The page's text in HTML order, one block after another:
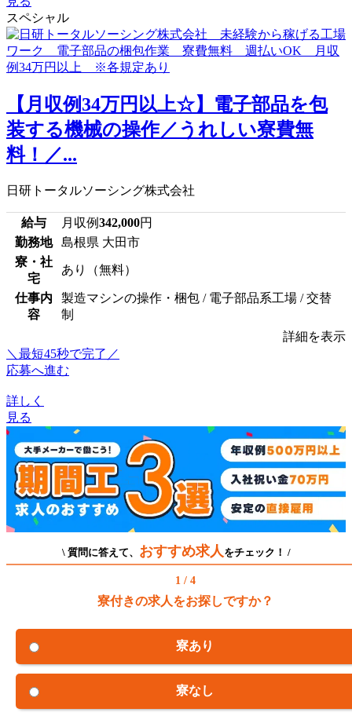
スペシャル
【月収例34万円以上☆】電子部品を包
装する機械の操作／うれしい寮費無
料！／...
日研トータルソーシング株式会社
給与 月収例342,000円
勤務地
島根県 大田市
寮・社
宅
あり（無料）
仕事内
容
製造マシンの操作・梱包 / 電子部品系工場 / 交替
制
詳細を表示
＼最短45秒で完了／
応募へ進む
詳しく
見る
\ 質問に答えて、 おすすめ求人 をチェック！ /
1 / 4
寮付きの求人をお探しですか？
寮あり
寮なし